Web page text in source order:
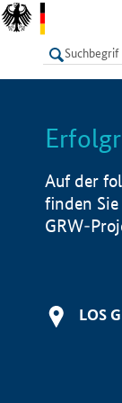
LISTE
Auf der
finden
GRW-
LOS